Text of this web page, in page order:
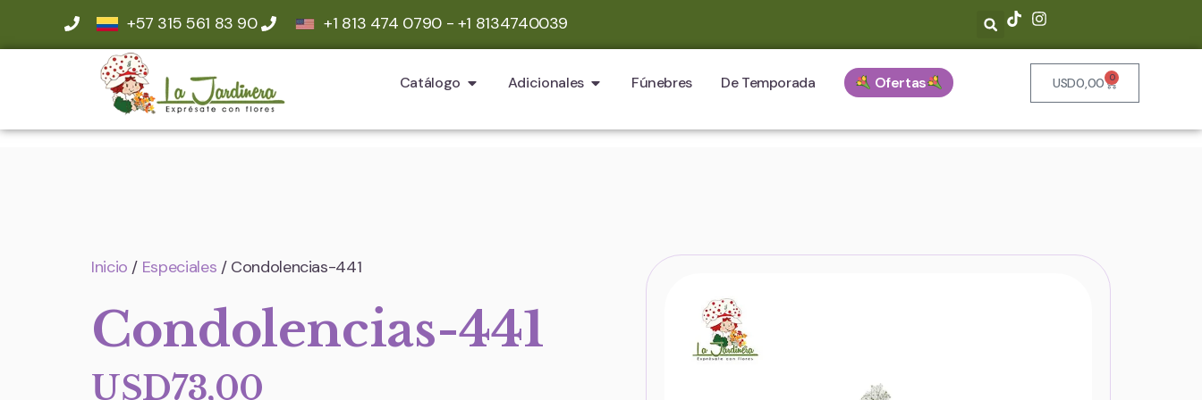
+57 315 561 83 90 +1 813 474 0790 - +1 8134740039
Catálogo Adicionales Fúnebres De Temporada Ofertas USD0,00 0
Inicio / Especiales / Condolencias-441
Condolencias-441
USD73,00